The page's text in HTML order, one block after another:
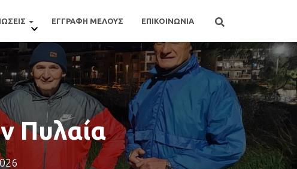
ΕΓΓΡΑΦΗ ΜΕΛΟΥΣ ΕΠΙΚΟΙΝΩΝΙΑ
Πυλαία